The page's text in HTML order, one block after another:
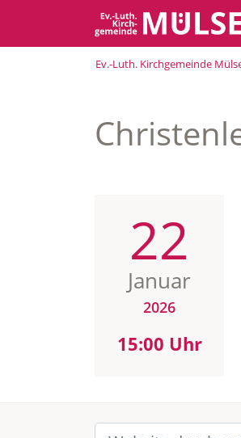
Ev.-Luth. Kirchgemeinde
22
Januar
2026
15:00 Uhr